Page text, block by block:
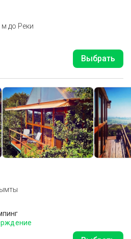
м до Реки
Выбрать